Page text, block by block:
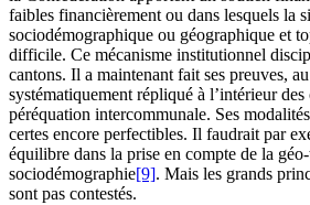
faibles financièrement ou dans lesquels la
sociodémographique ou géographique et
difficile. Ce mécanisme institutionnel
cantons. Il a maintenant fait ses preuves,
systématiquement répliqué à l’intérieur
péréquation intercommunale. Ses
certes encore perfectibles. Il faudrait par
équilibre dans la prise en compte de la
sociodémographie[9]. Mais les grands
sont pas contestés.